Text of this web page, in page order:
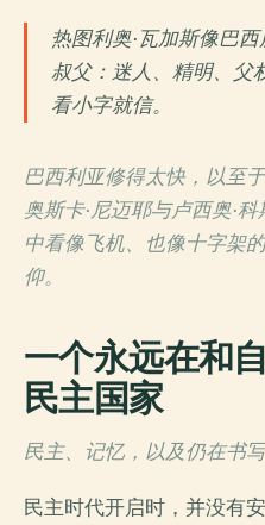
热图利奥·瓦加斯像巴
叔父：迷人、精明、父
看小字就信。
巴西利亚修得太快，以至
奥斯卡·尼迈耶与卢西奥·
中看像飞机、也像十字架
仰。
一个永远在和
民主国家
民主、记忆，以及仍在书
民主时代开启时，并没有